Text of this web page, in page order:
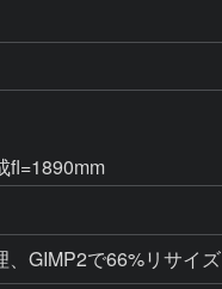
fl=1890mm
GIMP2で66%リサイズ